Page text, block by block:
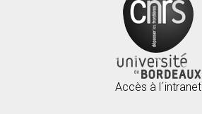
Accès à l´intranet